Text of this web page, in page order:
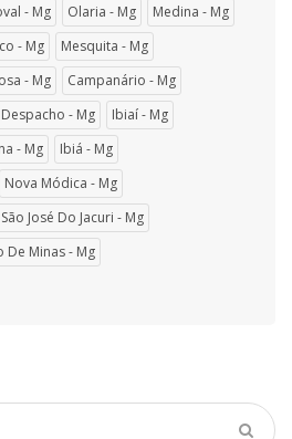
- Mg Olaria - Mg
Medina - Mg
- Mg
Mesquita - Mg
- Mg
Campanário - Mg
- Mg
Ibiaí - Mg
- Mg
Ibiá - Mg
Nova Módica - Mg
São José Do Jacuri - Mg
De Minas - Mg